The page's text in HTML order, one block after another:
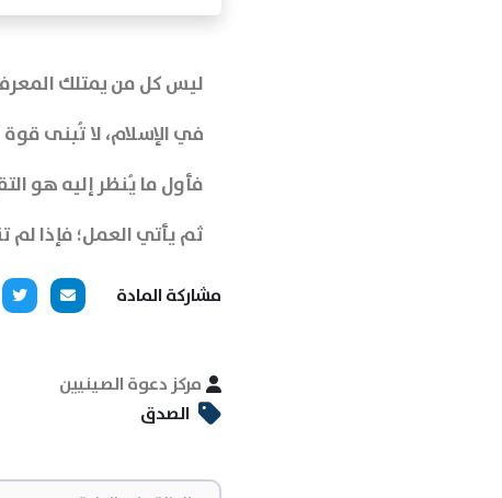
ليس كل من يمتلك
في الإسلام، لا تُبنى
فأول ما يُنظر إليه هو
ثم يأتي العمل؛ فإذا لم
مشاركة المادة
مركز دعوة الصينيين
الصدق